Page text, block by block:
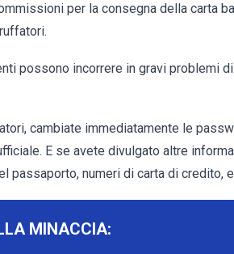
per la consegna della carta
possono incorrere in gravi problemi
cambiate immediatamente le
E se avete divulgato altre
numeri di carta di credito,
MINACCIA: